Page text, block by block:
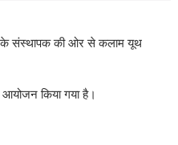
के संस्थापक की ओर से कलाम यूथ
किया गया है।